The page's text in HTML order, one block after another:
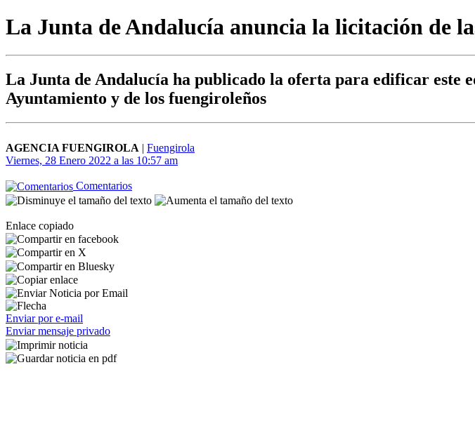
La Junta de Andalucía anuncia la licitación de
La Junta de Andalucía ha publicado la oferta para edificar este
Ayuntamiento y de los fuengiroleños
AGENCIA FUENGIROLA | Fuengirola
Viernes, 28 Enero 2022 a las 10:57 am
Comentarios
Enlace copiado
Enviar por e-mail
Enviar mensaje privado